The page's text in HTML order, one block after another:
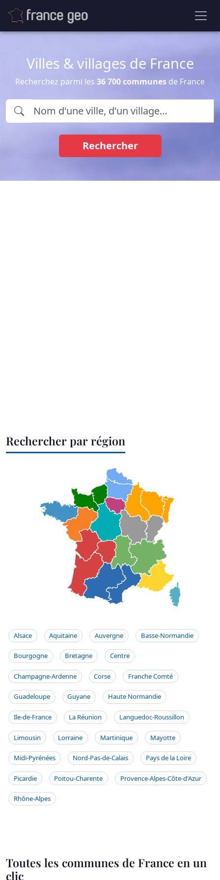
Villes & villages de France
Recherchez parmi les 36 700 communes de France
Rechercher
Rechercher par région
Alsace Aquitaine Auvergne Basse-Normandie
Bourgogne Bretagne Centre
Champagne-Ardenne Corse Franche Comté
Guadeloupe Guyane Haute Normandie
Ile-de-France La Réunion Languedoc-Roussillon
Limousin Lorraine Martinique Mayotte
Midi-Pyrénées Nord-Pas-de-Calais Pays de la Loire
Picardie Poitou-Charente Provence-Alpes-Côte-d'Azur
Rhône-Alpes
Toutes les communes de France en un
clic